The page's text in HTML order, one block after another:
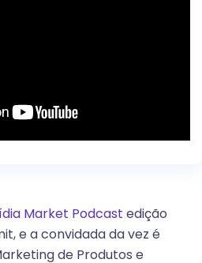
Market Podcast edição
e a convidada da vez é
de Produtos e